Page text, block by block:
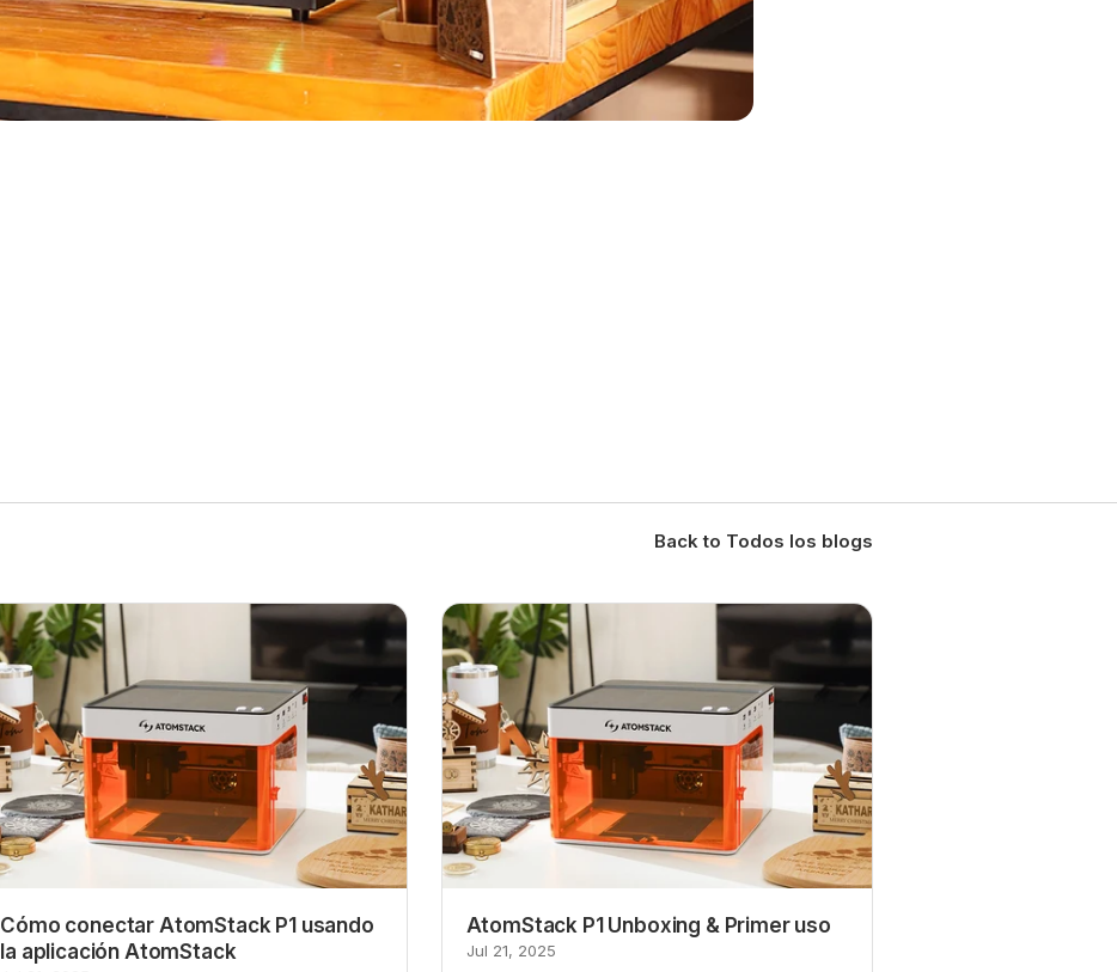
Back to Todos los blogs
Cómo conectar AtomStack P1 usando
la aplicación AtomStack
AtomStack P1 Unboxing & Primer uso
Jul 21, 2025